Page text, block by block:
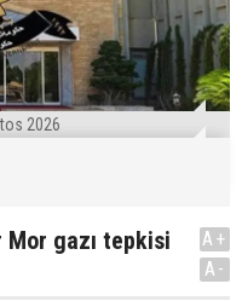
2026
gazı tepkisi
A+
A-